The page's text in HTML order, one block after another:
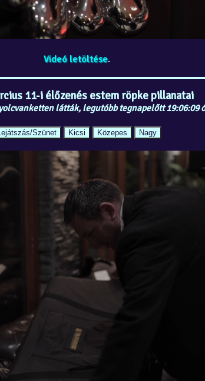
Videó letöltése.
11-i élőzenés estem röpke pillanatai
látták, legutóbb tegnapelőtt 19:06:09
Szünet Kicsi Közepes Nagy